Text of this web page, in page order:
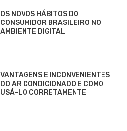
OS NOVOS HÁBITOS DO
CONSUMIDOR BRASILEIRO NO
AMBIENTE DIGITAL
VANTAGENS E INCONVENIENTES
DO AR CONDICIONADO E COMO
USÁ-LO CORRETAMENTE